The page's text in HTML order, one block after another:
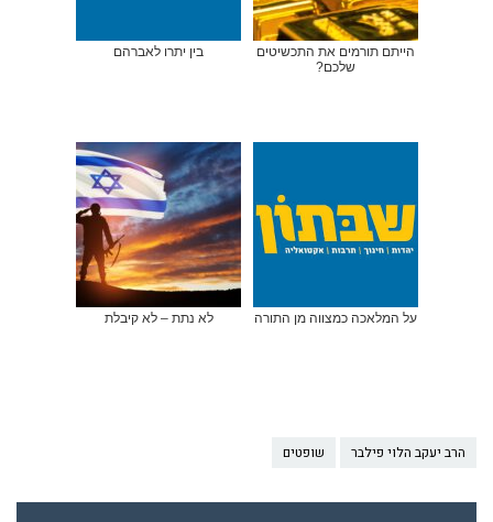
הייתם תורמים את התכשיטים
שלכם?
בין יתרו לאברהם
על המלאכה כמצווה מן התורה לא נתת – לא קיבלת
הרב יעקב הלוי פילבר שופטים